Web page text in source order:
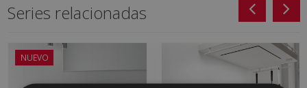
Series relacionadas
NUEVO